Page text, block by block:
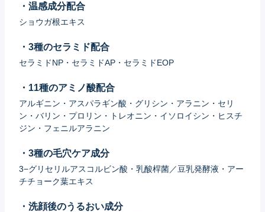
・温感成分配合
ショウガ根エキス
・3種のセラミド配合
セラミドNP・セラミドAP・セラミドEOP
・11種のアミノ酸配合
アルギニン・アスパラギン酸・グリシン・アラニン・セリ
ン・バリン・プロリン・トレオニン・イソロイシン・ヒスチ
ジン・フェニルアラニン
・3種の毛穴ケア成分
3−グリセリルアスコルビン酸・乳酸桿菌／豆乳発酵液・アー
チチョーク葉エキス
・洗顔後のうるおい成分